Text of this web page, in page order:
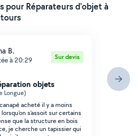
pour Réparateurs d'objet à
B.
à 20:29 Sur devis
objets
Longue)
acheté il y a moins
s'assoit sur certains
que la structure en bois
je cherche un tapissier qui